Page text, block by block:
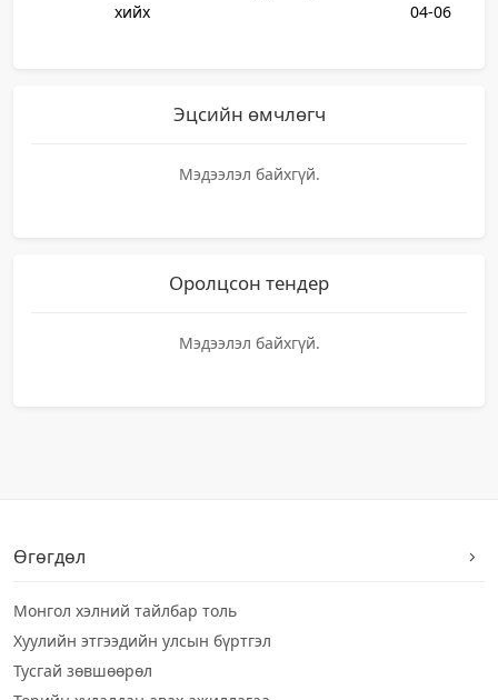
хийх
04-06
Эцсийн өмчлөгч
Мэдээлэл байхгүй.
Оролцсон тендер
Мэдээлэл байхгүй.
Өгөгдөл
Монгол хэлний тайлбар толь
Хуулийн этгээдийн улсын бүртгэл
Тусгай зөвшөөрөл